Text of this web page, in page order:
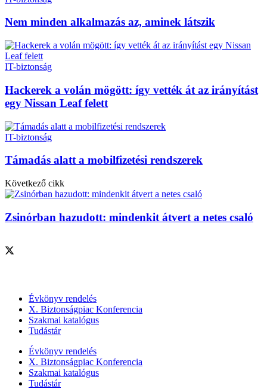
Nem minden alkalmazás az, aminek látszik
IT-biztonság
Hackerek a volán mögött: így vették át az irányítást
egy Nissan Leaf felett
IT-biztonság
Támadás alatt a mobilfizetési rendszerek
Következő cikk
Zsinórban hazudott: mindenkit átvert a netes csaló
Évkönyv rendelés
X. Biztonságpiac Konferencia
Szakmai katalógus
Tudástár
Évkönyv rendelés
X. Biztonságpiac Konferencia
Szakmai katalógus
Tudástár